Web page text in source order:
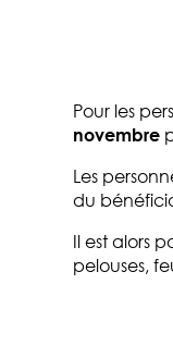
Pour les
novembre
Les
du
Il est alors
pelouses,